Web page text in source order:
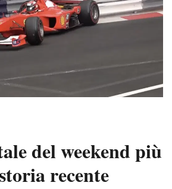
del weekend più
recente